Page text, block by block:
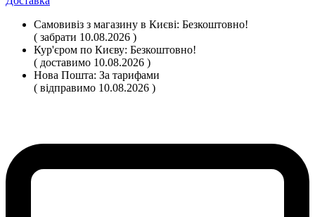
Самовивіз з магазину в Києві: Безкоштовно!
( забрати 10.08.2026 )
Кур'єром по Києву: Безкоштовно!
( доставимо 10.08.2026 )
Нова Пошта: За тарифами
( відправимо 10.08.2026 )